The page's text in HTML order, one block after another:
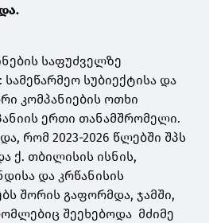
საფუძველზე
სამეწარმეო სუბიექტისა და
კომპანიების ოთხი
ერთი თანამშრომელი.
რომ 2023-2026 წლებში შპს
ქ. თბილისის ისნის,
და კრწანისის
შორის გაფორმდა, ჯამში,
შეეხებოდა მძიმე